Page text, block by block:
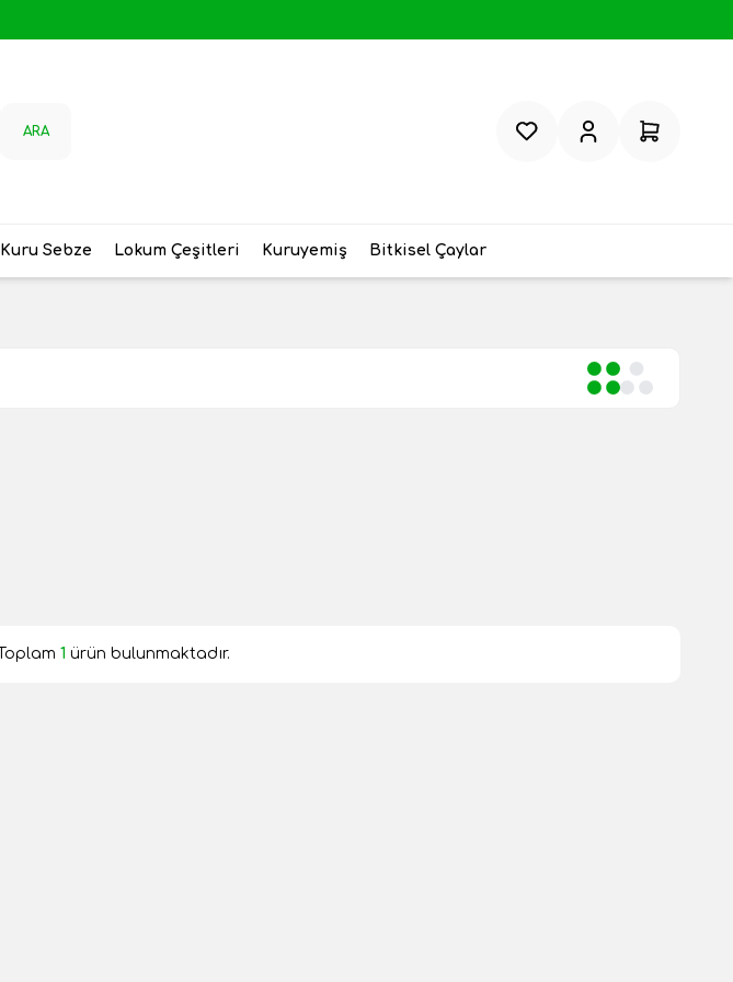
ARA FavorilerimHesabım Sepetim
Kuru Sebze Lokum Çeşitleri Kuruyemiş Bitkisel Çaylar
Toplam 1 ürün bulunmaktadır.